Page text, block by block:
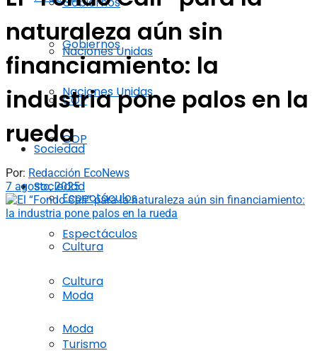
Naciones Unidas
COP
Sociedad
Espectáculos
Cultura
Moda
Turismo
Gobiernos
Naciones Unidas
COP
Sociedad
Espectáculos
Cultura
Moda
naturaleza aún sin
financiamiento: la
industria pone palos en la
rueda
Por: Redacción EcoNews
7 agosto, 2025